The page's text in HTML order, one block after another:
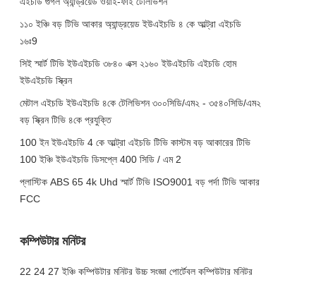
১১০ ইঞ্চি বড় টিভি আকার অ্যান্ড্রয়েড ইউএইচডি ৪ কে আল্ট্রা এইচডি
১৬ঃ9
সিই স্মার্ট টিভি ইউএইচডি ৩৮৪০ এক্স ২১৬০ ইউএইচডি এইচডি হোম
ইউএইচডি স্ক্রিন
মেটাল এইচডি ইউএইচডি ৪কে টেলিভিশন ৩০০সিডি/এম২ - ৩৫৪০সিডি/এম২
বড় স্ক্রিন টিভি ৪কে প্রযুক্তি
100 ইন ইউএইচডি 4 কে আল্ট্রা এইচডি টিভি কাস্টম বড় আকারের টিভি
100 ইঞ্চি ইউএইচডি ডিসপ্লে 400 সিডি / এম 2
প্লাস্টিক ABS 65 4k Uhd স্মার্ট টিভি ISO9001 বড় পর্দা টিভি আকার
FCC
কম্পিউটার মনিটর
22 24 27 ইঞ্চি কম্পিউটার মনিটর উচ্চ সংজ্ঞা পোর্টেবল কম্পিউটার মনিটর